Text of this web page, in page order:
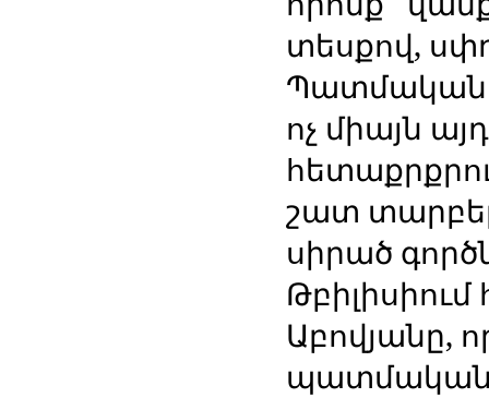
տեսքով,
Պատմական
ոչ միայն
շատ
սիրած
Աբովյանը,